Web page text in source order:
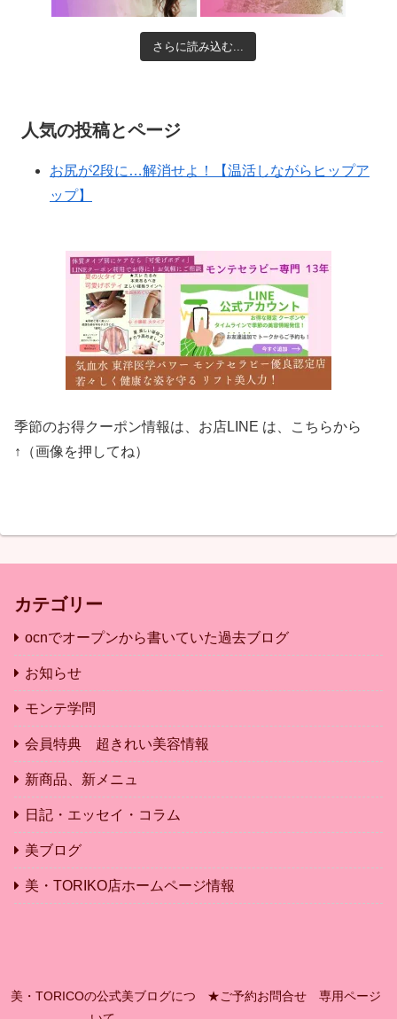
さらに読み込む...
人気の投稿とページ
お尻が2段に…解消せよ！【温活しながらヒップア
ップ】
季節のお得クーポン情報は、お店LINE は、こちらから
↑（画像を押してね）
カテゴリー
ocnでオープンから書いていた過去ブログ
お知らせ
モンテ学問
会員特典 超きれい美容情報
新商品、新メニュ
日記・エッセイ・コラム
美ブログ
美・TORIKO店ホームページ情報
美・TORICOの公式美ブログにつ
★ご予約お問合せ 専用ページ